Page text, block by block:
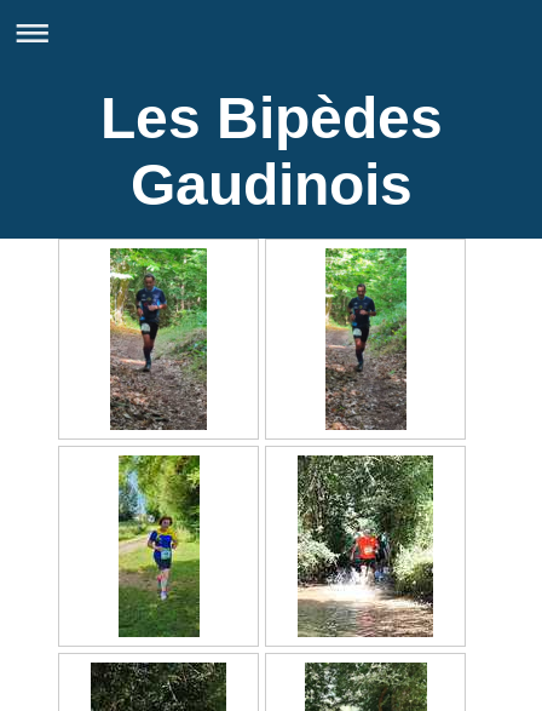
Les Bipèdes
Gaudinois